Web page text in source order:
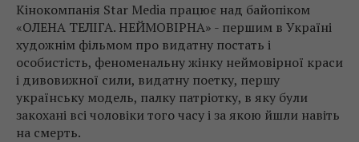
Кінокомпанія Star Media працює над байопіком
«ОЛЕНА ТЕЛІГА. НЕЙМОВІРНА» - першим в Україні
художнім фільмом про видатну постать і
особистість, феноменальну жінку неймовірної краси
і дивовижної сили, видатну поетку, першу
українську модель, палку патріотку, в яку були
закохані всі чоловіки того часу і за якою йшли навіть
на смерть.